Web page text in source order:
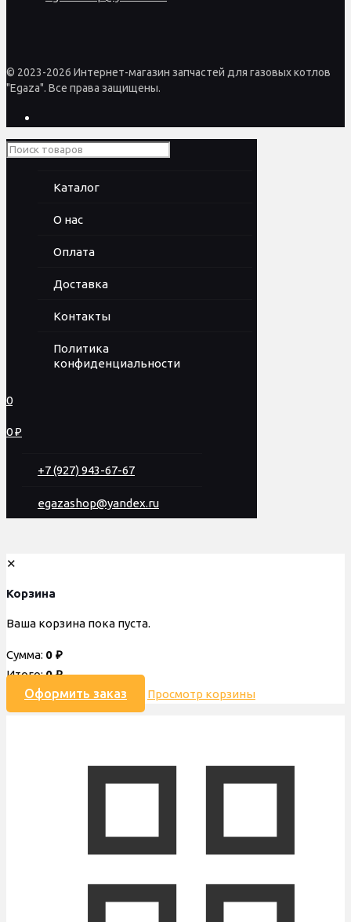
© 2023-2026 Интернет-магазин запчастей для газовых котлов
"Egaza". Все права защищены.
Каталог
О нас
Оплата
Доставка
Контакты
Политика
конфиденциальности
0
0 ₽
+7 (927) 943-67-67
egazashop@yandex.ru
✕
Корзина
Ваша корзина пока пуста.
Сумма: 0 ₽
Итого:0₽
Оформить заказ Просмотр корзины